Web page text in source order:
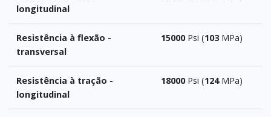
longitudinal
Resistência à flexão -
transversal
15000Psi (103MPa)
Resistência à tração -
longitudinal
18000Psi (124MPa)